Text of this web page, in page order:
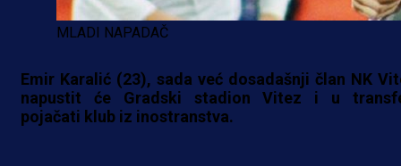
MLADI NAPADAČ
Emir Karalić (23), sada već dosadašnji član NK
napustit će Gradski stadion Vitez i u
pojačati klub iz inostranstva.